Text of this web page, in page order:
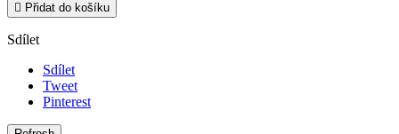
 Přidat do košíku
Sdílet
Sdílet
Tweet
Pinterest